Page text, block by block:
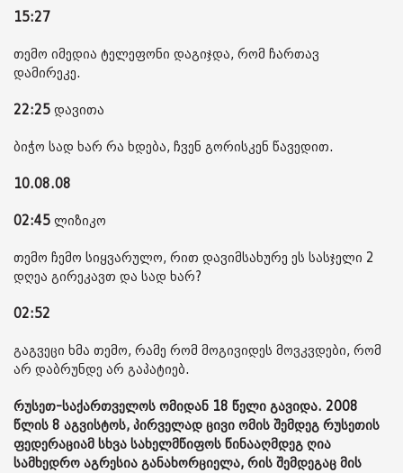
15:27
თემო იმედია ტელეფონი დაგიჯდა, რომ ჩართავ
დამირეკე.
22:25 დავითა
ბიჭო სად ხარ რა ხდება, ჩვენ გორისკენ წავედით.
10.08.08
02:45 ლიზიკო
თემო ჩემო სიყვარულო, რით დავიმსახურე ეს სასჯელი 2
დღეა გირეკავთ და სად ხარ?
02:52
გაგვეცი ხმა თემო, რამე რომ მოგივიდეს მოვკვდები, რომ
არ დაბრუნდე არ გაპატიებ.
რუსეთ-საქართველოს ომიდან 18 წელი გავიდა. 2008
წლის 8 აგვისტოს, პირველად ცივი ომის შემდეგ რუსეთის
ფედერაციამ სხვა სახელმწიფოს წინააღმდეგ ღია
სამხედრო აგრესია განახორციელა, რის შემდეგაც მის